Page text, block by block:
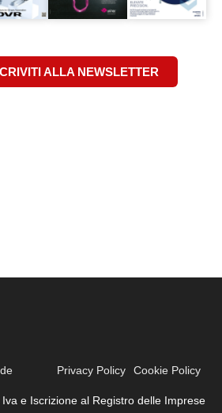
ALLA NEWSLETTER
Privacy Policy Cookie Policy
e Iscrizione al Registro delle Imprese